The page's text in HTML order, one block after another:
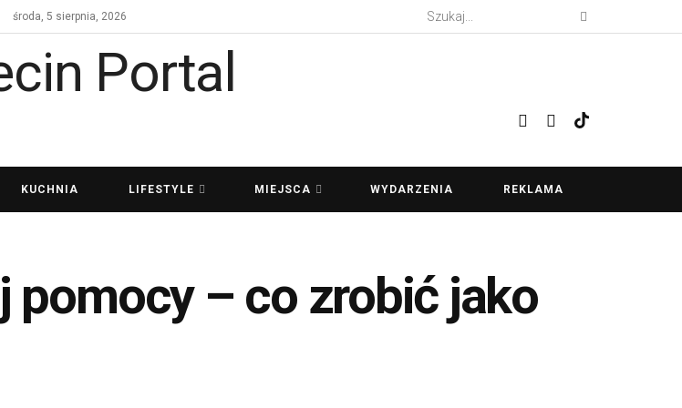
środa, 5 sierpnia, 2026
KUCHNIA LIFESTYLE MIEJSCA WYDARZENIA REKLAMA
pomocy – co zrobić jako